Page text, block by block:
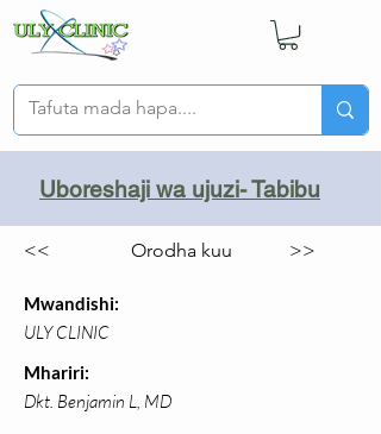
Uboreshaji wa ujuzi- Tabibu
<< Orodha kuu >>
Mwandishi:
ULY CLINIC
Mhariri:
Dkt. Benjamin L, MD